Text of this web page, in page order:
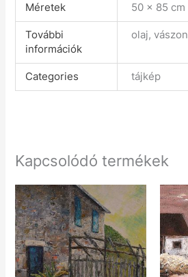
Méretek 50 × 85 cm
További
információk
olaj, vászon
Categories tájkép
Kapcsolódó termékek